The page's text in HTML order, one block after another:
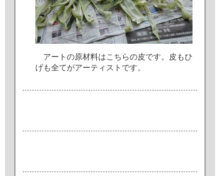
アー ト の原材料はこ ち らの皮です。 皮 もひ
げも全てがアーテ ィ ス ト です。